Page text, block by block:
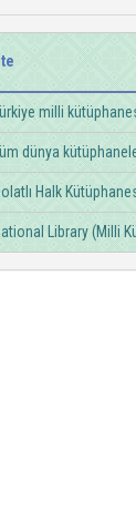
milli
dünya
Halk
Library (Milli